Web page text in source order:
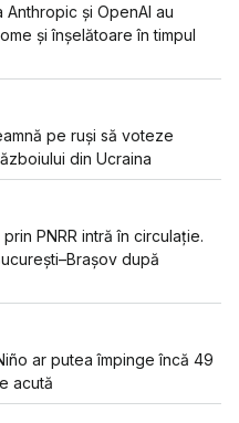
și OpenAI au
și înșelătoare în timpul
pe ruși să voteze
din Ucraina
PNRR intră în circulație.
după
ar putea împinge încă 49
acută